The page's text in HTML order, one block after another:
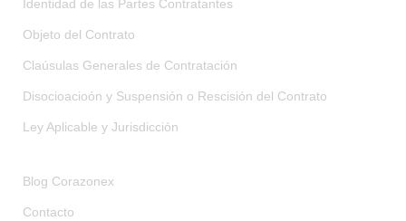
Identidad de las Partes Contratantes
Objeto del Contrato
Claúsulas Generales de Contratación
Disocioacioón y Suspensión o Rescisión del Contrato
Ley Aplicable y Jurisdicción
Blog Corazonex
Contacto